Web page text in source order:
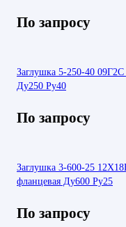
По запросу
Заглушка 5-250-40
Ду250 Ру40
По запросу
Заглушка 3-600-25
фланцевая Ду600 Ру25
По запросу